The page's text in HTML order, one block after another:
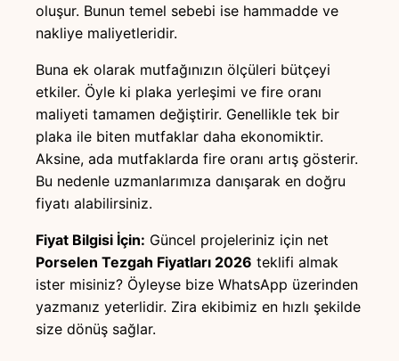
oluşur. Bunun temel sebebi ise hammadde ve
nakliye maliyetleridir.
Buna ek olarak mutfağınızın ölçüleri bütçeyi
etkiler. Öyle ki plaka yerleşimi ve fire oranı
maliyeti tamamen değiştirir. Genellikle tek bir
plaka ile biten mutfaklar daha ekonomiktir.
Aksine, ada mutfaklarda fire oranı artış gösterir.
Bu nedenle uzmanlarımıza danışarak en doğru
fiyatı alabilirsiniz.
Fiyat Bilgisi İçin: Güncel projeleriniz için net
Porselen Tezgah Fiyatları 2026 teklifi almak
ister misiniz? Öyleyse bize WhatsApp üzerinden
yazmanız yeterlidir. Zira ekibimiz en hızlı şekilde
size dönüş sağlar.